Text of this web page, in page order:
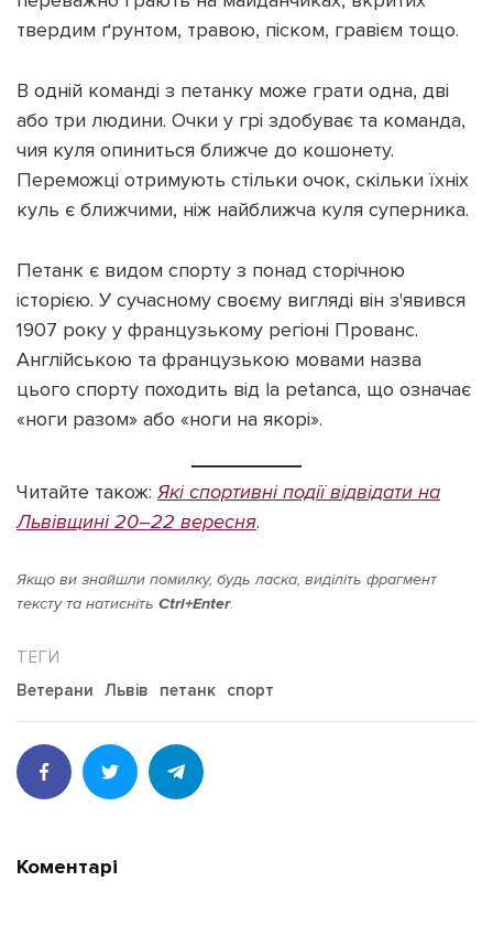
твердим ґрунтом, травою, піском, гравієм тощо.
В одній команді з петанку може грати одна, дві
або три людини. Очки у грі здобуває та команда,
чия куля опиниться ближче до кошонету.
Переможці отримують стільки очок, скільки їхніх
куль є ближчими, ніж найближча куля суперника.
Петанк є видом спорту з понад сторічною
історією. У сучасному своєму вигляді він з'явився
1907 року у французькому регіоні Прованс.
Англійською та французькою мовами назва
цього спорту походить від la petanca, що означає
«ноги разом» або «ноги на якорі».
Читайте також: Які спортивні події відвідати на
Львівщині 20–22 вересня.
Якщо ви знайшли помилку, будь ласка, виділіть фрагмент
тексту та натисніть Ctrl+Enter.
Ветерани Львів петанк спорт
Коментарі